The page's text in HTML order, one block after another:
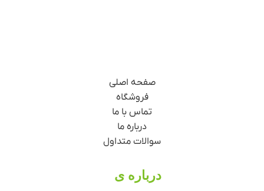
صفحه اصلی
فروشگاه
تماس با ما
درباره ما
سوالات متداول
درباره ی